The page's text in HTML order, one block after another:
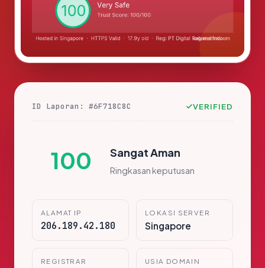
ID Laporan: #6F718C8C VERIFIED
100 Sangat Aman
Ringkasan keputusan
ALAMAT IP
206.189.42.180
LOKASI SERVER
Singapore
REGISTRAR USIA DOMAIN